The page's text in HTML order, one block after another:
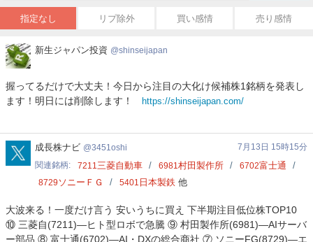
指定なし リプ除外 買い感情 売り感情
新
ャ
パ
資
新生ジャパン投資 shinseijapan
握ってるだけで大丈夫！今日から注目の大化け候補株1銘柄を発表し
ます！明日には削除します！
https://shinseijapan.com/
3451oshi
成長株ナビ 3451oshi
7月13日 15時15分
関連銘柄
7211三菱自動車 6981村田製作所 6702富士通
8729 ソニーＦＧ 5401 日本製鉄 他
大波来る！一度だけ言う 安いうちに買え 下半期注目低位株TOP10
⑩ 三菱自(7211)―ヒト型ロボで急騰 ⑨ 村田製作所(6981)―AIサーバ
ー部品 ⑧ 富士通(6702)―AI・DXの総合商社 ⑦ ソニーFG(8729)―エ